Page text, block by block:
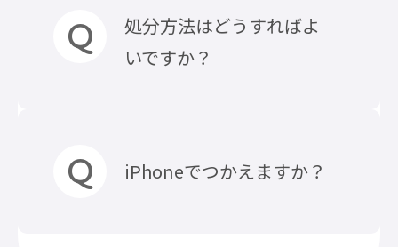
ください。
「モバイルバッテリーは飛行機
入力電圧100-240Vの充電器でし
用の場合の故障は保証範囲外と
処分方法はどうすればよ
いですか？
推進するJBRCに加盟していま
iPhoneでつかえますか？